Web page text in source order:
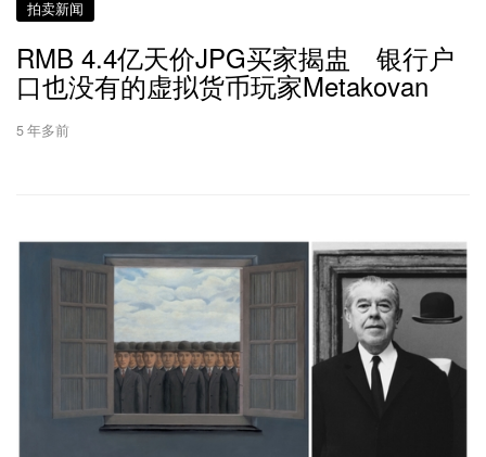
拍卖新闻
RMB 4.4亿天价JPG买家揭盅 银行户
口也没有的虚拟货币玩家Metakovan
5 年多前